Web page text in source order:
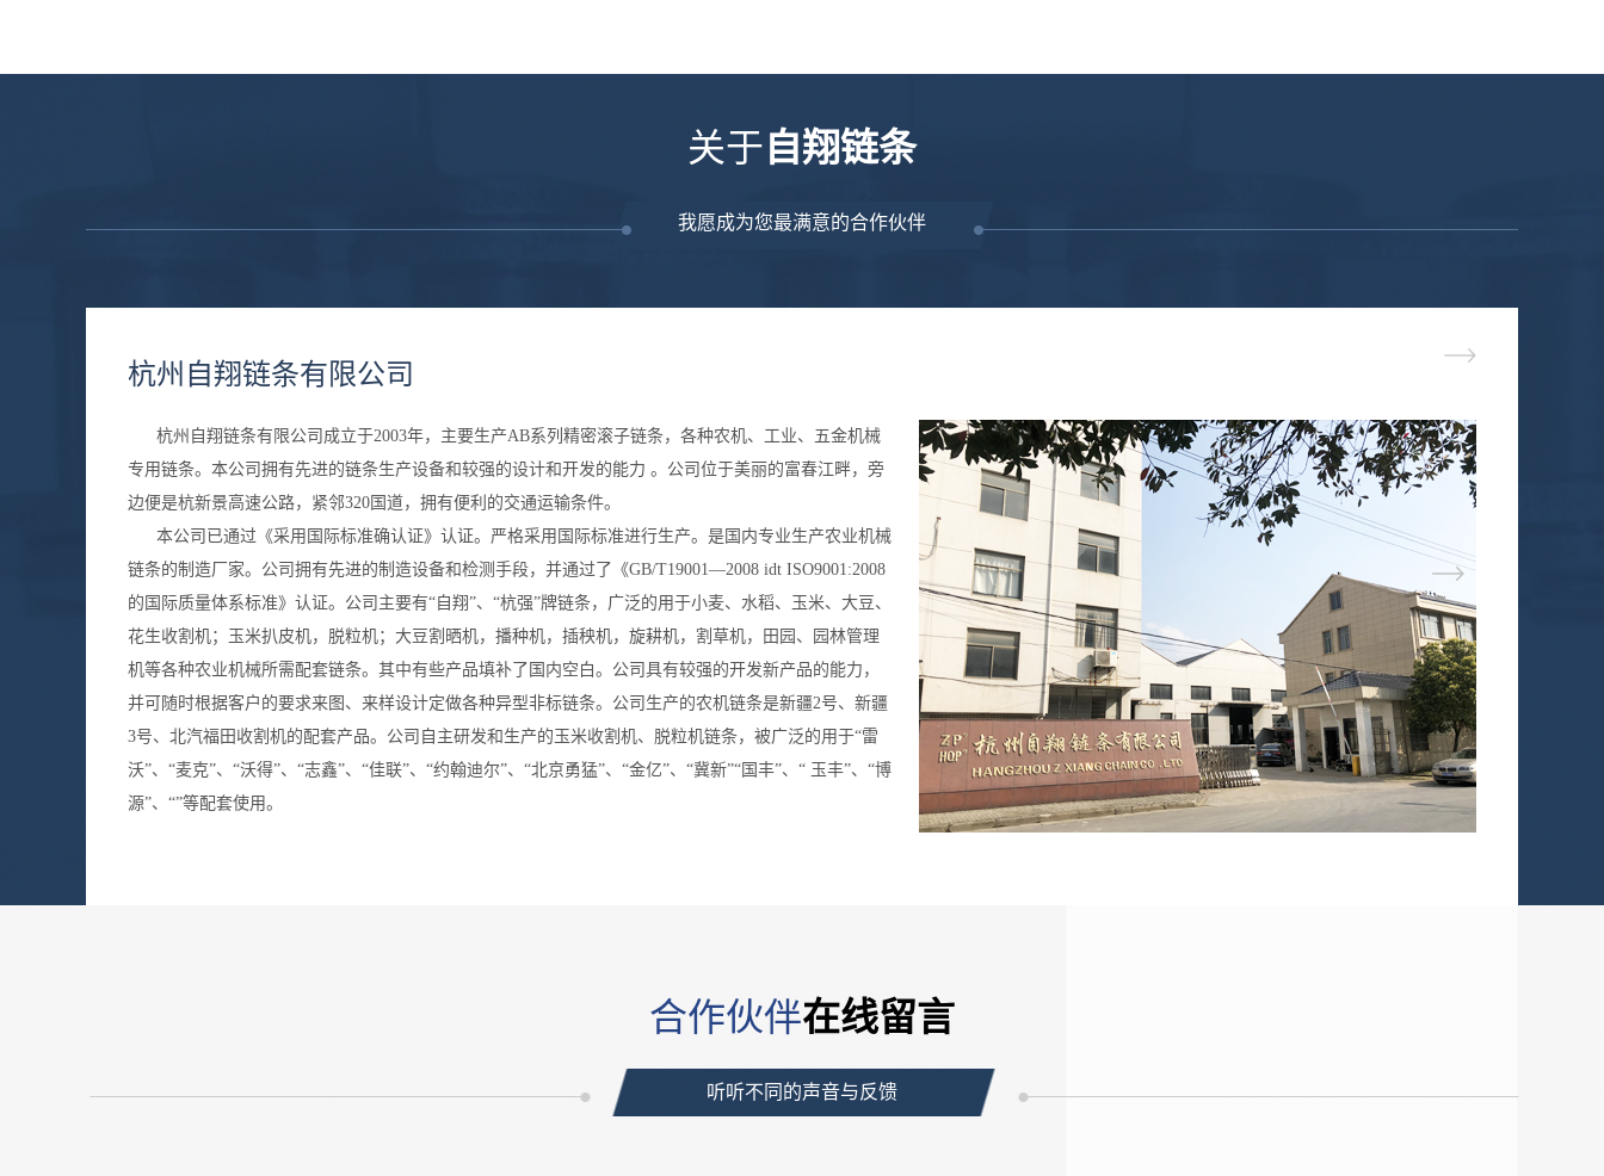
关于自翔链条
我愿成为您最满意的合作伙伴
杭州自翔链条有限公司
杭州自翔链条有限公司成立于2003年，主要生产AB系列精密滚子链条，各种农机、工业、五金机械
专用链条。本公司拥有先进的链条生产设备和较强的设计和开发的能力 。公司位于美丽的富春江畔，旁
边便是杭新景高速公路，紧邻320国道，拥有便利的交通运输条件。
本公司已通过《采用国际标准确认证》认证。严格采用国际标准进行生产。是国内专业生产农业机械
链条的制造厂家。公司拥有先进的制造设备和检测手段，并通过了《GB/T19001—2008 idt ISO9001:2008
的国际质量体系标准》认证。公司主要有“自翔”、“杭强”牌链条，广泛的用于小麦、水稻、玉米、大豆、
花生收割机；玉米扒皮机，脱粒机；大豆割晒机，播种机，插秧机，旋耕机，割草机，田园、园林管理
机等各种农业机械所需配套链条。其中有些产品填补了国内空白。公司具有较强的开发新产品的能力，
并可随时根据客户的要求来图、来样设计定做各种异型非标链条。公司生产的农机链条是新疆2号、新疆
3号、北汽福田收割机的配套产品。公司自主研发和生产的玉米收割机、脱粒机链条，被广泛的用于“雷
沃”、“麦克”、“沃得”、“志鑫”、“佳联”、“约翰迪尔”、“北京勇猛”、“金亿”、“冀新”“国丰”、“ 玉丰”、“博
源”、“”等配套使用。
合作伙伴在线留言
听听不同的声音与反馈